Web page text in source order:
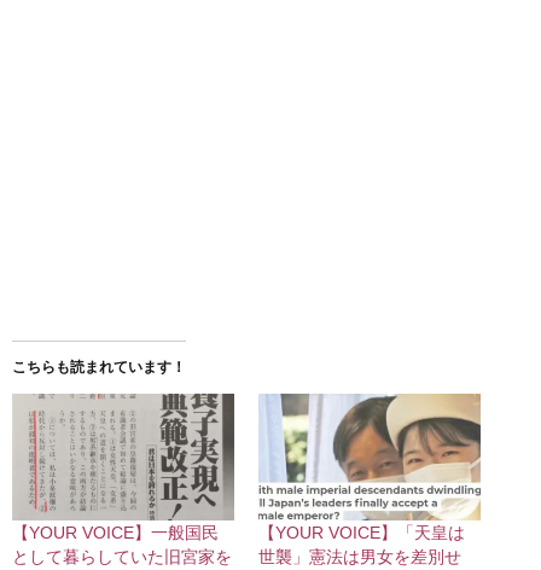
こちらも読まれています！
【YOUR VOICE】一般国民
として暮らしていた旧宮家を
【YOUR VOICE】「天皇は
世襲」憲法は男女を差別せ